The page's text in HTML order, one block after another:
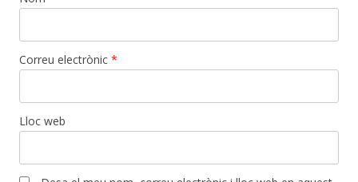
Correu electrònic *
Lloc web